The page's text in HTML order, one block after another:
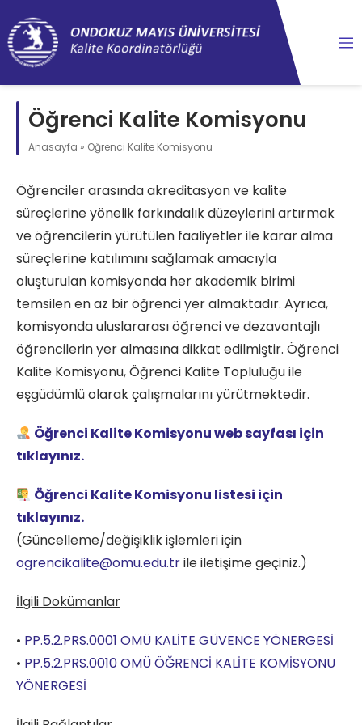
Öğrenci Kalite Komisyonu
Anasayfa » Öğrenci Kalite Komisyonu
Öğrenciler arasında akreditasyon ve kalite
süreçlerine yönelik farkındalık düzeylerini artırmak
ve öğrencilerin yürütülen faaliyetler ile karar alma
süreçlerine katılımını sağlamak amacıyla
oluşturulan komisyonda her akademik birimi
temsilen en az bir öğrenci yer almaktadır. Ayrıca,
komisyonda uluslararası öğrenci ve dezavantajlı
öğrencilerin yer almasına dikkat edilmiştir. Öğrenci
Kalite Komisyonu, Öğrenci Kalite Topluluğu ile
eşgüdümlü olarak çalışmalarını yürütmektedir.
Öğrenci Kalite Komisyonu web sayfası için
tıklayınız.
Öğrenci Kalite Komisyonu listesi için
tıklayınız.
(Güncelleme/değişiklik işlemleri için
ogrencikalite@omu.edu.trile iletişime geçiniz.)
İlgili Dokümanlar
• PP.5.2.PRS.0001 OMÜ KALİTE GÜVENCE YÖNERGESİ
• PP.5.2.PRS.0010 OMÜ ÖĞRENCİ KALİTE KOMİSYONU
YÖNERGESİ